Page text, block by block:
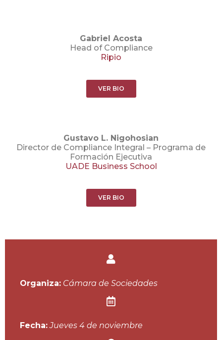
Gabriel Acosta
Head of Compliance
Ripio
VER BIO
Gustavo L. Nigohosian
Director de Compliance Integral – Programa de
Formación Ejecutiva
UADE Business School
VER BIO
Organiza: Cámara de Sociedades
Fecha: Jueves 4 de noviembre